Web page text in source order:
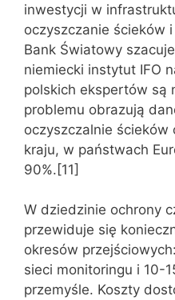
inwestycji w
oczyszczanie ścieków
Bank Światowy
niemiecki instytut IFO
polskich ekspertów są
problemu obrazują
oczyszczalnie ścieków
kraju, w państwach
90%.[11]
W dziedzinie ochrony
przewiduje się
okresów
sieci monitoringu i 10-
przemyśle. Koszty